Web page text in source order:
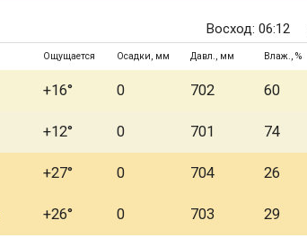
Восход: 06:12
Ощущается Осадки, мм Давл., мм Влаж., %
+16° 0 702 60
+12° 0 701 74
+27° 0 704 26
+26° 0 703 29